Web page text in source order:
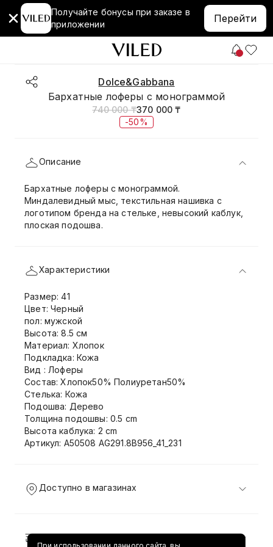
Получайте бонусы при заказе в
приложении
Перейти
Dolce&Gabbana
Бархатные лоферы с монограммой
740 000 ₸370 000 ₸
-50%
Описание
Бархатные лоферы с монограммой.
Миндалевидный мыс, текстильная нашивка с
логотипом бренда на стельке, невысокий каблук,
плоская подошва.
Характеристики
Размер: 41
Цвет: Черный
пол: мужской
Высота: 8.5 см
Материал: Хлопок
Подкладка: Кожа
Вид : Лоферы
Состав: Хлопок50% Полиуретан50%
Стелька: Кожа
Подошва: Дерево
Толщина подошвы: 0.5 cm
Высота каблука: 2 cm
Артикул: A50508 AG291.8B956_41_231
Доступно в магазинах
Доставка и возврат